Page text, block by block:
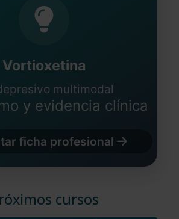
Vortioxetina
multimodal
y evidencia clínica
ficha profesional
cursos